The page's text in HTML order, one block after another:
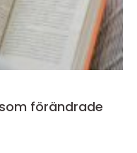
förändrade